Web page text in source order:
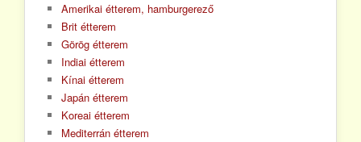
Amerikai étterem, hamburgerező
Brit étterem
Görög étterem
Indiai étterem
Kínai étterem
Japán étterem
Koreai étterem
Mediterrán étterem